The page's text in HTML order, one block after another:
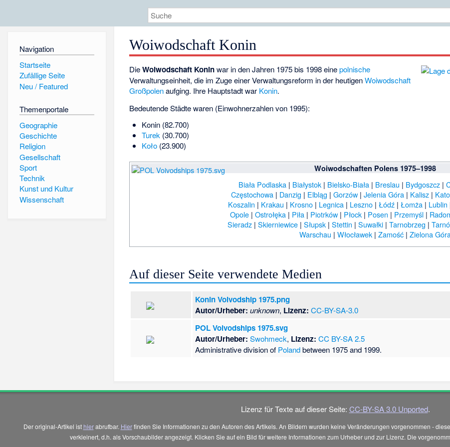
Navigation
Startseite
Zufällige Seite
Neu / Featured
Themenportale
Geographie
Geschichte
Religion
Gesellschaft
Sport
Technik
Kunst und Kultur
Wissenschaft
Woiwodschaft Konin
DieWoiwodschaft Koninwar in den Jahren 1975 bis 1998 einepolnische
Verwaltungseinheit, die im Zuge einer Verwaltungsreform in der heutigenWoiwodschaft
Großpolenaufging. Ihre Hauptstadt war Konin.
Bedeutende Städte waren (Einwohnerzahlen von 1995):
Konin (82.700)
Turek(30.700)
Koło(23.900)
Woiwodschaften Polens 1975–1998
Biała Podlaska| Białystok| Bielsko-Biała| Breslau | Bydgoszcz|
Częstochowa| Danzig | Elbląg | Gorzów| Jelenia Góra| Kalisz|
Koszalin | Krakau | Krosno| Legnica| Leszno| Łódź| Łomża| Lublin
Opole| Ostrołęka| Piła| Piotrków| Płock| Posen | Przemyśl|
Sieradz| Skierniewice| Słupsk| Stettin | Suwałki| Tarnobrzeg |
Warschau | Włocławek| Zamość| Zielona
Auf dieser Seite verwendete Medien
Konin Voivodship 1975.png
Autor/Urheber: unknown, Lizenz: CC-BY-SA-3.0
POL Voivodships 1975.svg
Autor/Urheber: Swohmeck, Lizenz: CC BY-SA 2.5
Administrative division of Polandbetween 1975 and 1999.
Lizenz für Texte auf dieser Seite: CC-BY-SA 3.0 Unported.
Der original-Artikel ist hierabrufbar. Hierfinden Sie Informationen zu den Autoren des Artikels. An Bildern wurden keine Veränderungen vorgenommen -
verkleinert, d.h. als Vorschaubilder angezeigt. Klicken Sie auf ein Bild für weitere Informationen zum Urheber und zur Lizenz. Die